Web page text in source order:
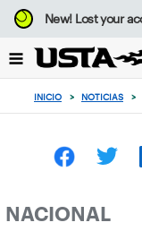
Enfoque
desde
botón
volver
principio
New!Lost your
INICIO > NOTICIAS >
NACIONAL